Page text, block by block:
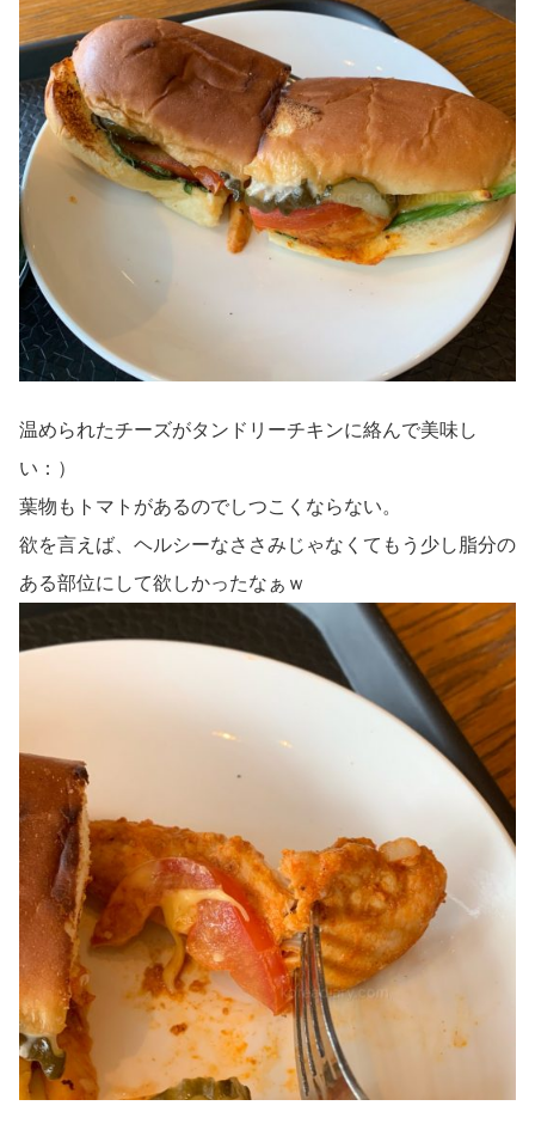
温められたチーズがタンドリーチキンに絡んで美味し
い：）
葉物もトマトがあるのでしつこくならない。
欲を言えば、ヘルシーなささみじゃなくてもう少し脂分の
ある部位にして欲しかったなぁｗ